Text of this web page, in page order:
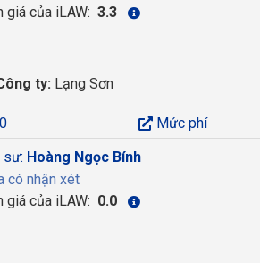
giá của iLAW: 3.3
ty: Lạng Sơn
Mức phí
sư: Hoàng Ngọc Bính
có nhận xét
giá của iLAW: 0.0